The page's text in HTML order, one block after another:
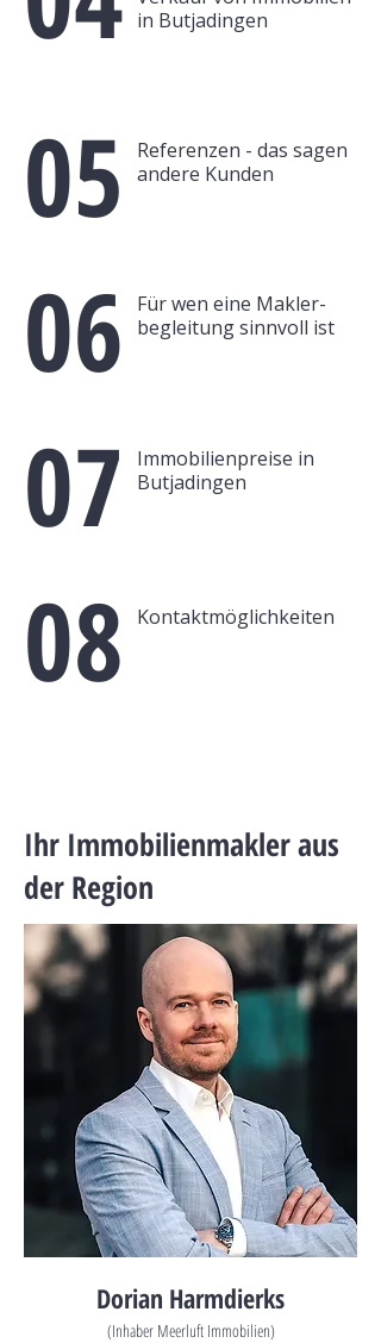
in Butjadingen
05
Referenzen - das sagen
andere Kunden
06
Für wen eine Makler-
begleitung sinnvoll ist
07
Immobilienpreise in
Butjadingen
08 Kontaktmöglichkeiten
Ihr Immobilienmakler aus
der Region
Dorian Harmdierks
(Inhaber Meerluft Immobilien)